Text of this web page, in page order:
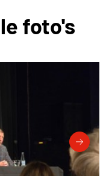
foto's